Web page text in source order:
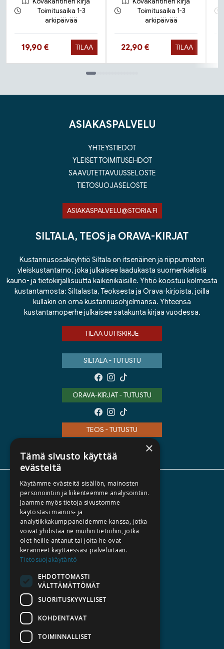
Toimitusaika 1-3
arkipäivää
Hinta nyt
19,90 € TILAA
Toimitusaika 1-3
arkipäivää
Hinta nyt
22,90 € TILAA
ASIAKASPALVELU
YHTEYSTIEDOT
YLEISET TOIMITUSEHDOT
SAAVUTETTAVUUSSELOSTE
TIETOSUOJASELOSTE
ASIAKASPALVELU@STORIA.FI
SILTALA, TEOS ja ORAVA-KIRJAT
Kustannusosakeyhtiö Siltala on itsenäinen ja riippumaton
yleiskustantamo, joka julkaisee laadukasta suomenkielistä
kauno- ja tietokirjallisuutta kaikenikäisille. Yhtiö koostuu kolmesta
kustantamosta: Siltalasta, Teoksesta ja Orava-kirjoista, joilla
kullakin on oma kustannusohjelmansa. Yhteensä
kustantamoperhe julkaisee satakunta kirjaa vuodessa.
TILAA UUTISKIRJE
SILTALA - TUTUSTU
ORAVA-KIRJAT - TUTUSTU
TEOS - TUTUSTU
TIETOA MEISTÄ
TEKIJÄT
KATALOGIT
AJANKOHTAISTA
HALUATKO KIRJAILIJAKSI
KIRJA TILAUSTYÖNÄ
MEDIALLE
LASKUTUSOSOITTEET
×
Tämä sivusto käyttää
evästeitä
Käytämme evästeitä sisällön, mainosten
personointiin ja liikenteemme analysointiin.
Jaamme myös tietoja sivustomme
käytöstäsi mainos- ja
analytiikkakumppaneidemme kanssa, jotka
voivat yhdistää ne muihin tietoihin, jotka
olet heille antanut tai joita he ovat
keränneet käyttäessäsi palveluitaan.
Tietosuojakäytäntö
EHDOTTOMASTI
VÄLTTÄMÄTTÖMÄT
SUORITUSKYVYLLISET
KOHDENTAVAT
TOIMINNALLISET